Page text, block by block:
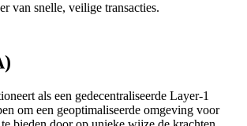
van snelle, veilige transacties.
als een gedecentraliseerde Layer-1
om een geoptimaliseerde omgeving voor